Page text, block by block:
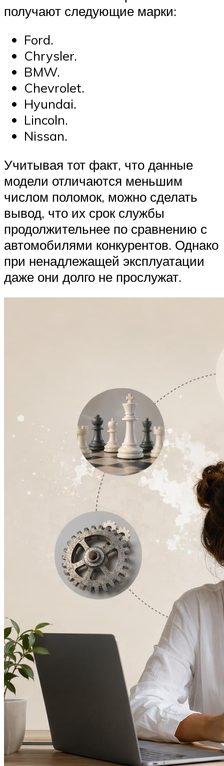
получают следующие марки:
Ford.
Chrysler.
BMW.
Chevrolet.
Hyundai.
Lincoln.
Nissan.
Учитывая тот факт, что данные
модели отличаются меньшим
числом поломок, можно сделать
вывод, что их срок службы
продолжительнее по сравнению с
автомобилями конкурентов. Однако
при ненадлежащей эксплуатации
даже они долго не прослужат.